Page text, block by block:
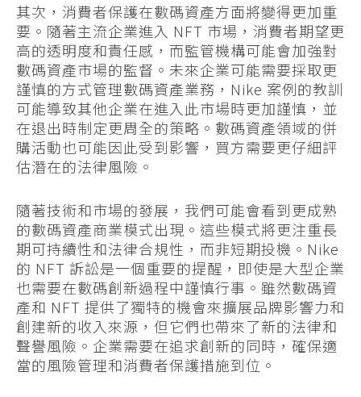
其次，消費者保護在數碼資產方面將變得更加重
要。隨著主流企業進入 NFT 市場，消費者期望更
高的透明度和責任感，而監管機構可能會加強對
數碼資產市場的監督。未來企業可能需要採取更
謹慎的方式管理數碼資產業務，Nike 案例的教訓
可能導致其他企業在進入此市場時更加謹慎，並
在退出時制定更周全的策略。數碼資產領域的併
購活動也可能因此受到影響，買方需要更仔細評
估潛在的法律風險。
隨著技術和市場的發展，我們可能會看到更成熟
的數碼資產商業模式出現。這些模式將更注重長
期可持續性和法律合規性，而非短期投機。Nike
的 NFT 訴訟是一個重要的提醒，即使是大型企業
也需要在數碼創新過程中謹慎行事。雖然數碼資
產和 NFT 提供了獨特的機會來擴展品牌影響力和
創建新的收入來源，但它們也帶來了新的法律和
聲譽風險。企業需要在追求創新的同時，確保適
當的風險管理和消費者保護措施到位。